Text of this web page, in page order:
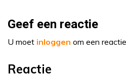
Geef een reactie
U moet inloggen om een
Reactie